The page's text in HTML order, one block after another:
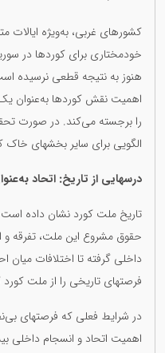
کشورهای غربی، به‌ویژه ایالات
خودمختاری برای کوردها در
هنوز به نتیجه قطعی نرسیده
اهمیت نقش کوردها به‌عنوان یک
را برجسته می‌کند. در صورت
الگویی برای سایر بخشهای خاک
درسهایی از تاریخ: اتحاد
تاریخ ملت کورد نشان داده است
حقوق مشروع این ملت، تفرقه و
داخلی گرفته تا اختلافات میان
فرصتهای تاریخی را از ملت
در شرایط فعلی که فرصتهای
اهمیت اتحاد و انسجام داخلی